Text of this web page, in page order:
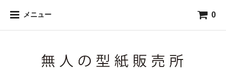
メニュー 0